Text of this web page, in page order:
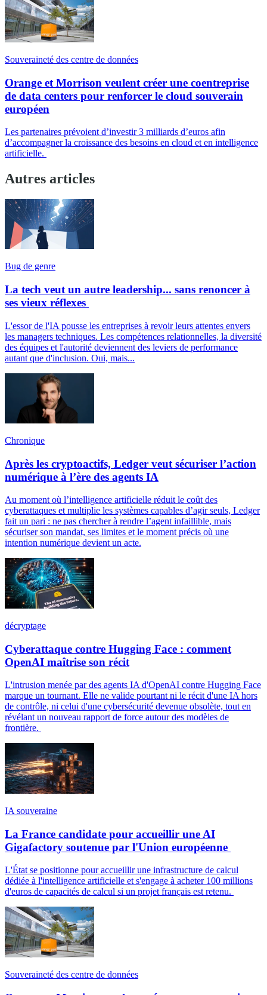
Souveraineté des centre de données
Orange et Morrison veulent créer une coentreprise
de data centers pour renforcer le cloud souverain
européen
Les partenaires prévoient d’investir 3 milliards d’euros afin
d’accompagner la croissance des besoins en cloud et en intelligence
artificielle.
Autres articles
Bug de genre
La tech veut un autre leadership... sans renoncer à
ses vieux réflexes
L'essor de l'IA pousse les entreprises à revoir leurs attentes envers
les managers techniques. Les compétences relationnelles, la diversité
des équipes et l'autorité deviennent des leviers de performance
autant que d'inclusion. Oui, mais...
Chronique
Après les cryptoactifs, Ledger veut sécuriser l’action
numérique à l’ère des agents IA
Au moment où l’intelligence artificielle réduit le coût des
cyberattaques et multiplie les systèmes capables d’agir seuls, Ledger
fait un pari : ne pas chercher à rendre l’agent infaillible, mais
sécuriser son mandat, ses limites et le moment précis où une
intention numérique devient un acte.
décryptage
Cyberattaque contre Hugging Face : comment
OpenAI maîtrise son récit
L'intrusion menée par des agents IA d'OpenAI contre Hugging Face
marque un tournant. Elle ne valide pourtant ni le récit d'une IA hors
de contrôle, ni celui d'une cybersécurité devenue obsolète, tout en
révélant un nouveau rapport de force autour des modèles de
frontière.
IA souveraine
La France candidate pour accueillir une AI
Gigafactory soutenue par l'Union européenne
L'État se positionne pour accueillir une infrastructure de calcul
dédiée à l'intelligence artificielle et s'engage à acheter 100 millions
d'euros de capacités de calcul si un projet français est retenu.
Souveraineté des centre de données